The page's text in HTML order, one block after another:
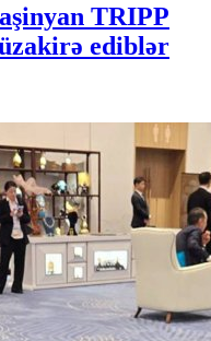
TRIPP
ediblər